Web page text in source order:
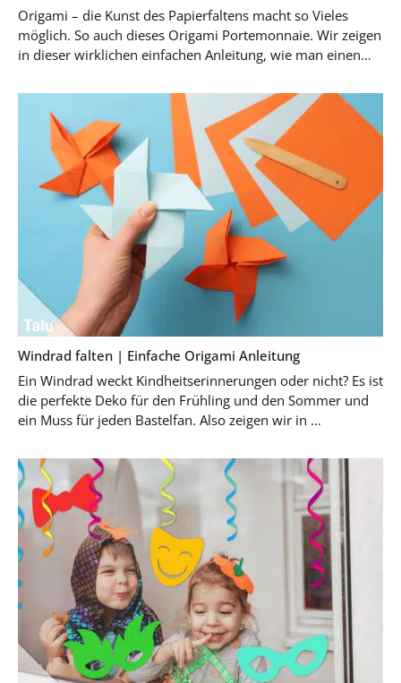
Origami – die Kunst des Papierfaltens macht so Vieles
möglich. So auch dieses Origami Portemonnaie. Wir zeigen
in dieser wirklichen einfachen Anleitung, wie man einen
Windrad falten | Einfache Origami Anleitung
Ein Windrad weckt Kindheitserinnerungen oder nicht? Es ist
die perfekte Deko für den Frühling und den Sommer und
ein Muss für jeden Bastelfan. Also zeigen wir in …